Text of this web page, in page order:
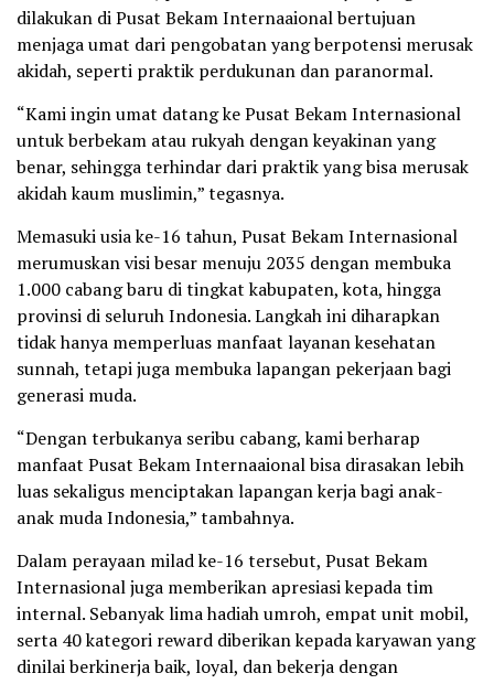
dilakukan di Pusat Bekam Internaaional bertujuan
menjaga umat dari pengobatan yang berpotensi merusak
akidah, seperti praktik perdukunan dan paranormal.
“Kami ingin umat datang ke Pusat Bekam Internasional
untuk berbekam atau rukyah dengan keyakinan yang
benar, sehingga terhindar dari praktik yang bisa merusak
akidah kaum muslimin,” tegasnya.
Memasuki usia ke-16 tahun, Pusat Bekam Internasional
merumuskan visi besar menuju 2035 dengan membuka
1.000 cabang baru di tingkat kabupaten, kota, hingga
provinsi di seluruh Indonesia. Langkah ini diharapkan
tidak hanya memperluas manfaat layanan kesehatan
sunnah, tetapi juga membuka lapangan pekerjaan bagi
generasi muda.
“Dengan terbukanya seribu cabang, kami berharap
manfaat Pusat Bekam Internaaional bisa dirasakan lebih
luas sekaligus menciptakan lapangan kerja bagi anak-
anak muda Indonesia,” tambahnya.
Dalam perayaan milad ke-16 tersebut, Pusat Bekam
Internasional juga memberikan apresiasi kepada tim
internal. Sebanyak lima hadiah umroh, empat unit mobil,
serta 40 kategori reward diberikan kepada karyawan yang
dinilai berkinerja baik, loyal, dan bekerja dengan